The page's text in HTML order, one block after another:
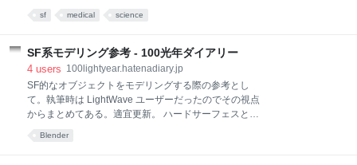
宇宙ステーションではどれだけ被爆するのか 宇宙飛行
士の被曝線量 JAXAの基準 NASAの基準 太陽粒子線 線
量低減対策 子供の被曝について 月面ではどれだけ被曝
するのか 銀河宇宙線 二次放射線 太陽粒子線 追記（そ
のうちこのへんも組み込みたい） 火星 木星 CREW
響 宇宙放射線関連 宇宙線視覚現象 月の放射線関連 放
sf medical science
SF系モデリング参考 - 100光年ダイアリー
4 users 100lightyear.hatenadiary.jp
SF的なオブジェクトをモデリングする際の参考とし
て。執筆時は LightWave ユーザーだったのでその視点
からまとめてある。適宜更新。 ハードサーフェスと
Blender